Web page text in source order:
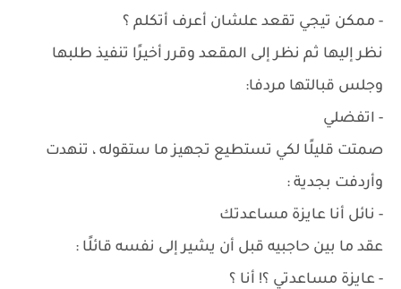
- ممكن تيجي تقعد علشان أعرف أتكلم ؟
نظر إليها ثم نظر إلى المقعد وقرر أخيرًا تنفيذ طلبها
وجلس قبالتها مردفا:
- اتفضلي
صمتت قليلًا لكي تستطيع تجهيز ما ستقوله ، تنهدت
وأردفت بجدية :
- نائل أنا عايزة مساعدتك
عقد ما بين حاجبيه قبل أن يشير إلى نفسه قائلًا :
- عايزة مساعدتي ؟! أنا ؟